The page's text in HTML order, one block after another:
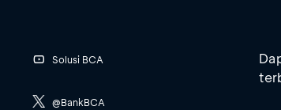
Solusi BCA
@BankBCA